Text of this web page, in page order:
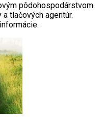
pôdohospodárstvom.
tlačových agentúr.